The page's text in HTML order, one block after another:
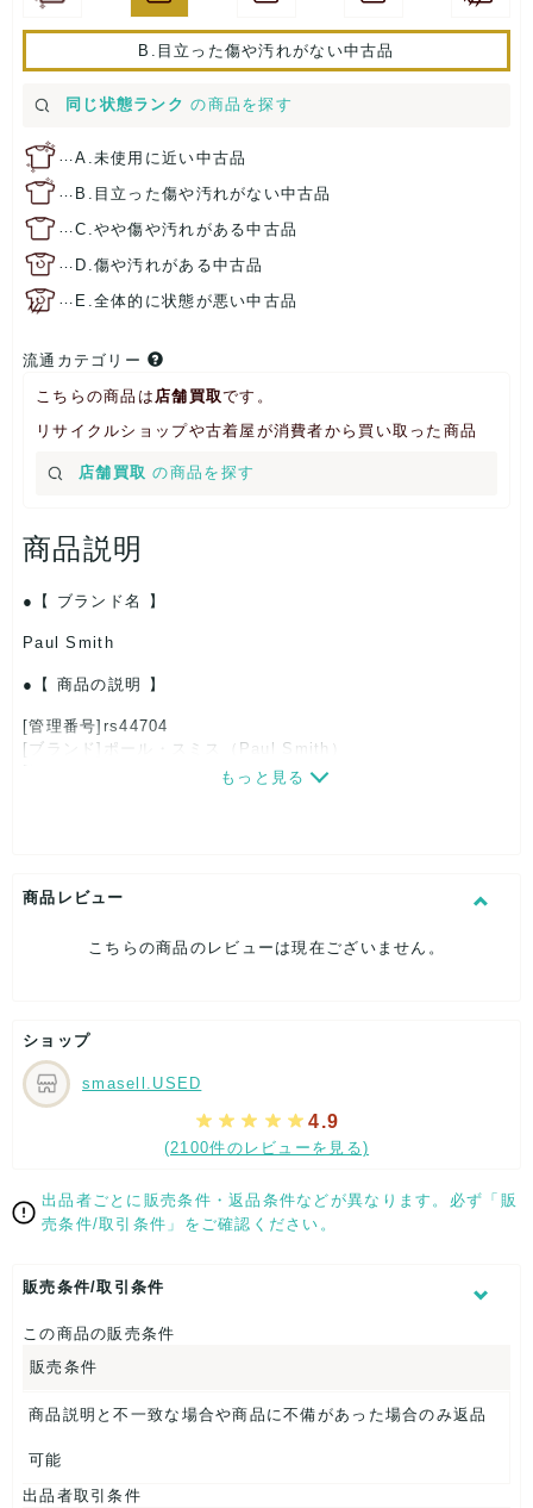
B.目立った傷や汚れがない中古品
同じ状態ランク の商品を探す
…A.未使用に近い中古品
… B.目立った傷や汚れがない中古品
…C.やや傷や汚れがある中古品
… D.傷や汚れがある中古品
… E.全体的に状態が悪い中古品
流通カテゴリー
こちらの商品は 店舗買取です。
リサイクルショップや古着屋が消費者から買い取った商品
店舗買取 の商品を探す
商品説明
【 ブランド名 】
Paul Smith
【 商品の説明 】
[管理番号]rs44704
[ブランド]ポール・スミス（Paul Smith）
表記サイズ：M
肩幅：約45cm
身幅：約47cm
目立った傷や汚れなし
こちらはUSED品になりますが、
特記する程のダメージはなく、状態良好なお品になります。
ダメージがある場合はできる限り、撮影しておりますので、
ご確認下さいませ。
【 サイズ・容量 】
着丈：約61cm
袖丈：約61cm
【 生産地 】
日本
【 素材・成分 】
素材タグを撮影しておりますので、ご確認下さいませ。
もっと見る
商品レビュー
こちらの商品のレビューは現在ございません。
ショップ
smasell.USED
4.9
(2100件のレビューを見る)
出品者ごとに販売条件・返品条件などが異なります。必ず「販
売条件/取引条件」をご確認ください。
販売条件/取引条件
この商品の販売条件
販売条件
商品説明と不一致な場合や商品に不備があった場合のみ返品
可能
出品者取引条件